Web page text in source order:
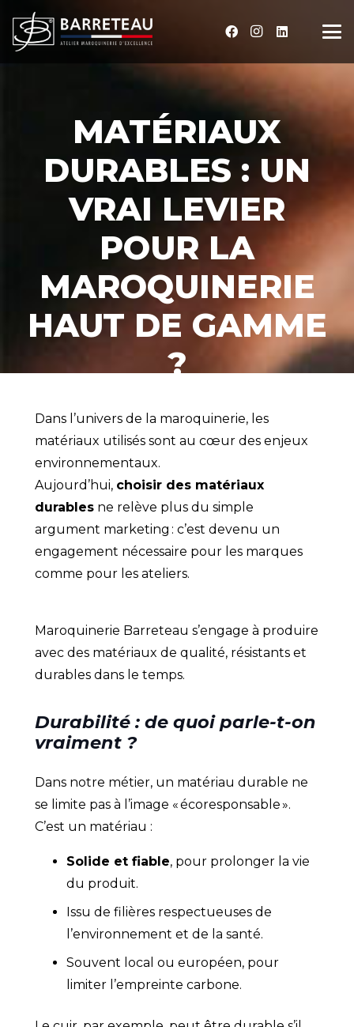
MATÉRIAUX
DURABLES : UN
VRAI LEVIER
POUR LA
MAROQUINERIE
HAUT DE GAMME
?
Dans l’univers de la maroquinerie, les
matériaux utilisés sont au cœur des enjeux
environnementaux.
Aujourd’hui, choisir des matériaux
durables ne relève plus du simple
argument marketing : c’est devenu un
engagement nécessaire pour les marques
comme pour les ateliers.
Maroquinerie Barreteau s’engage à produire
avec des matériaux de qualité, résistants et
durables dans le temps.
Durabilité : de quoi parle-t-on
vraiment ?
Dans notre métier, un matériau durable ne
se limite pas à l’image « écoresponsable ».
C’est un matériau :
Solide et fiable, pour prolonger la vie
du produit.
Issu de filières respectueuses de
l’environnement et de la santé.
Souvent local ou européen, pour
limiter l’empreinte carbone.